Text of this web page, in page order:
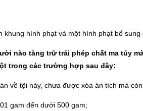
hình phạt và một hình phạt bổ sung
nào tàng trữ trái phép chất ma túy
trong các trường hợp sau đây:
về tội này, chưa được xóa án tích mà
gam đến dưới 500 gam;